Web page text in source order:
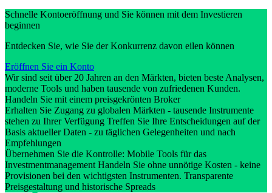
Schnelle Kontoeröffnung und Sie können mit dem Investieren
beginnen
Entdecken Sie, wie Sie der Konkurrenz davon eilen können
Eröffnen Sie ein Konto
Wir sind seit über 20 Jahren an den Märkten, bieten beste Analysen,
moderne Tools und haben tausende von zufriedenen Kunden.
Handeln Sie mit einem preisgekrönten Broker
Erhalten Sie Zugang zu globalen Märkten - tausende Instrumente
stehen zu Ihrer Verfügung Treffen Sie Ihre Entscheidungen auf der
Basis aktueller Daten - zu täglichen Gelegenheiten und nach
Empfehlungen
Übernehmen Sie die Kontrolle: Mobile Tools für das
Investmentmanagement Handeln Sie ohne unnötige Kosten - keine
Provisionen bei den wichtigsten Instrumenten. Transparente
Preisgestaltung und historische Spreads